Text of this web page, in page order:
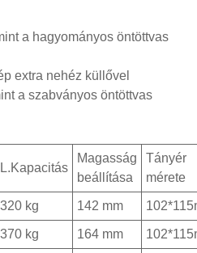
a hagyományos öntöttvas
extra nehéz küllővel
a szabványos öntöttvas
L.Kapacitás
Magasság
beállítása
Tányér
mérete
320 kg 142 mm
370 kg 164 mm